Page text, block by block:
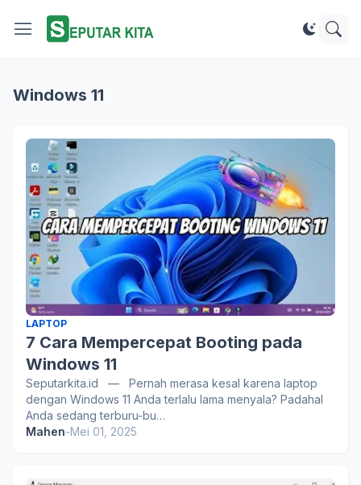
Windows 11
LAPTOP
7 Cara Mempercepat Booting pada
Windows 11
Seputarkita.id — Pernah merasa kesal karena laptop
dengan Windows 11 Anda terlalu lama menyala? Padahal
Anda sedang terburu-bu…
Mahen-Mei 01, 2025